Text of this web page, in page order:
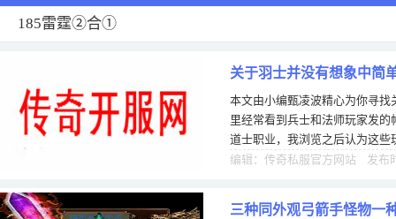
185雷霆②合①
关于羽士并没有想象中简
本文由小编甄凌波精心为你寻
里经常看到兵士和法师玩家发的
道士职业，我浏览之后认为这
士并没有年夜家想象中的那么容
编辑：传奇私服官方网站 发布
三种同外观弓箭手怪物一